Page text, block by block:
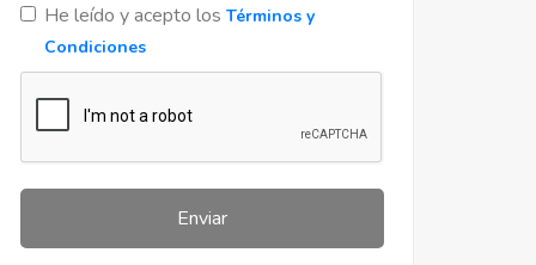
He leído y acepto los Términos y
Condiciones
Enviar